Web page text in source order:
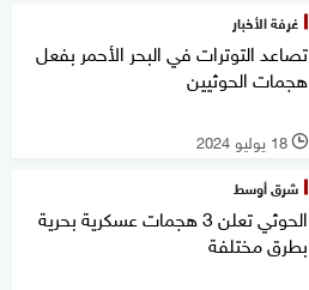
غرفة الأخبار
تصاعد التوترات في البحر الأحمر بفعل
هجمات الحوثيين
l 18 يوليو 2024
شرق أوسط
الحوثي تعلن 3 هجمات عسكرية بحرية
بطرق مختلفة